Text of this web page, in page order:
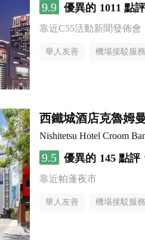
9.9 優異的 1011 點評
靠近C55活動新聞發佈會
華人友善 機場接駁服務
西鐵城酒店克魯姆
Nishitetsu Hotel Croom
9.5 優異的 145 點評
靠近帕蓬夜市
華人友善 機場接駁服務